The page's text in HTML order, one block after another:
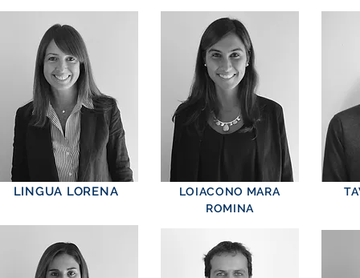
LINGUA LORENA
LOIACONO MARA
ROMINA